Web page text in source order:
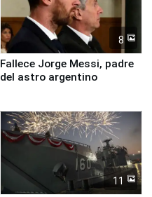
8
Fallece Jorge Messi, padre
del astro argentino
11